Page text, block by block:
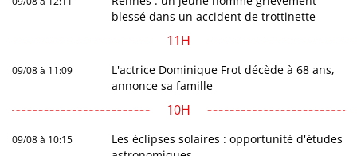
blessé dans un accident de trottinette
11H
09/08 à 11:09
L'actrice Dominique Frot décède à 68 ans,
annonce sa famille
10H
09/08 à 10:15
Les éclipses solaires : opportunité d'études